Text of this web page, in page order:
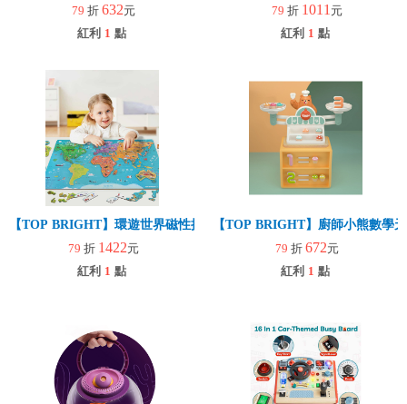
79 折 632元
紅利 1 點
79 折 1011 元
紅利 1 點
【TOP BRIGHT】環遊世界磁性拼圖（88片拼圖）
79 折 1422元
紅利 1 點
【TOP BRIGHT】廚師小熊數學
79 折 672元
紅利 1 點